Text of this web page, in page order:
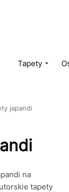
Tapety
japandi
na
tapety